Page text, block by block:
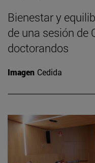
Bienestar y
de una sesión de
doctorandos
Imagen Cedida